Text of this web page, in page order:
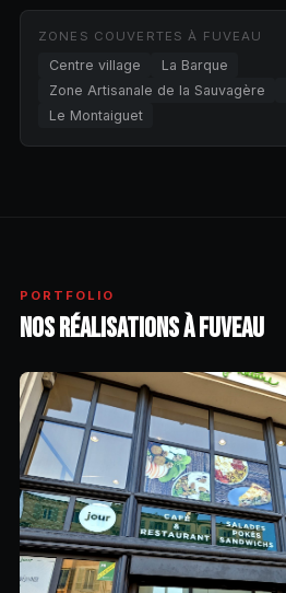
ZONES COUVERTES À FUVEAU
Centre village
La Barque
Zone Artisanale de la Sauvagère
Le Montaiguet
PORTFOLIO
NOS RÉALISATIONS À FUVEAU